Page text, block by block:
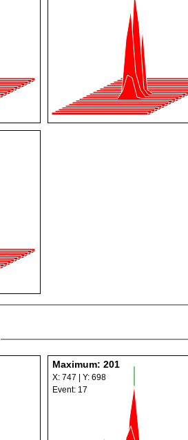
Maximum: 201
X: 747 | Y: 698
Event: 17